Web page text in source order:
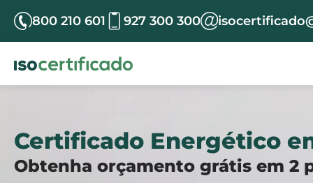
800 210 601 927 300 300
Certificado Energético
Obtenha orçamento grátis em 2